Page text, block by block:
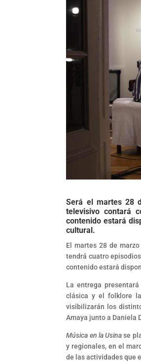
Será el martes 28
televisivo contará
contenido estará
cultural.
El martes 28 de
tendrá cuatro
contenido estará
La entrega
clásica y el folklore
visibilizarán los
Amaya junto a Daniela
Música en la Usinase
y regionales, en el
de las actividades que